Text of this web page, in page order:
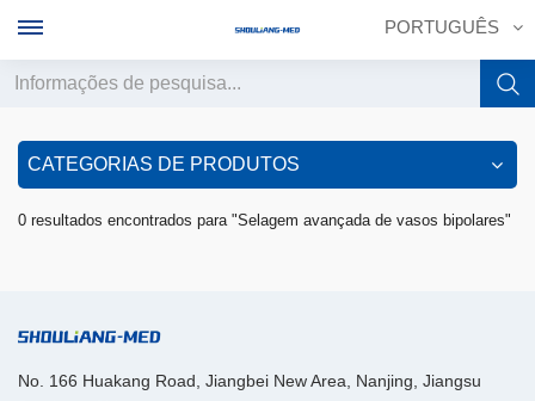
PORTUGUÊS
English
français
CATEGORIAS DE PRODUTOS
0 resultados encontrados para "Selagem avançada de vasos bipolares"
No. 166 Huakang Road, Jiangbei New Area, Nanjing, Jiangsu